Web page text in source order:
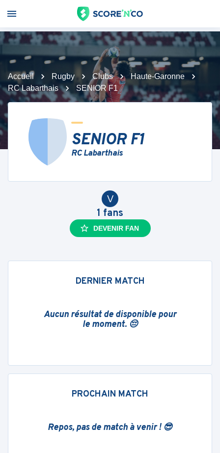
Accueil Rugby Clubs
Haute-Garonne
RC Labarthais
SENIOR F1
SENIOR F1
RC Labarthais
V
1 fans
DEVENIR FAN
DERNIER MATCH
Aucun résultat de disponible pour
le moment. 😔
PROCHAIN MATCH
Repos, pas de match à venir ! 😎